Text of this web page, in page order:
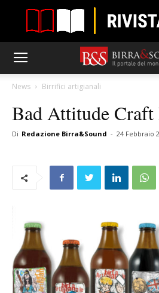
News Birrifici artigianali
Bad Attitude Craft
Di Redazione Birra&Sound - 24 Febbraio